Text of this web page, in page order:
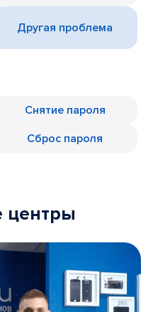
Другая проблема
Снятие пароля
Сброс пароля
центры